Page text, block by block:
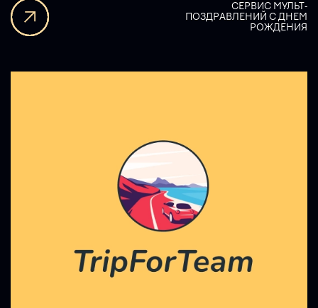
СЕРВИС МУЛЬТ-
ПОЗДРАВЛЕНИЙ С ДНЕМ
РОЖДЕНИЯ